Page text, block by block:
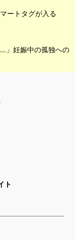
ートタグが入る
…」妊娠中の孤独への
ト